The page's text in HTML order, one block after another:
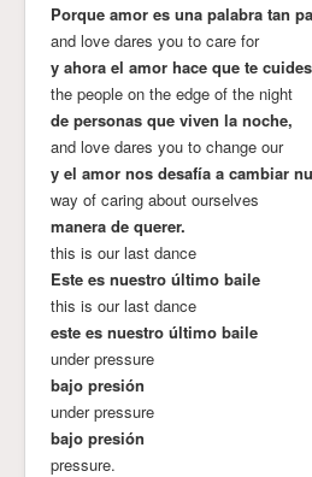
Porque amor es una palabra tan
and love dares you to care for
y ahora el amor hace que te cuides
the people on the edge of the night
de personas que viven la noche,
and love dares you to change our
y el amor nos desafía a cambiar
way of caring about ourselves
manera de querer.
this is our last dance
Este es nuestro último baile
this is our last dance
este es nuestro último baile
under pressure
bajo presión
under pressure
bajo presión
pressure.